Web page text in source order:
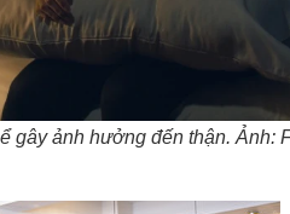
gây ảnh hưởng đến thận. Ảnh: